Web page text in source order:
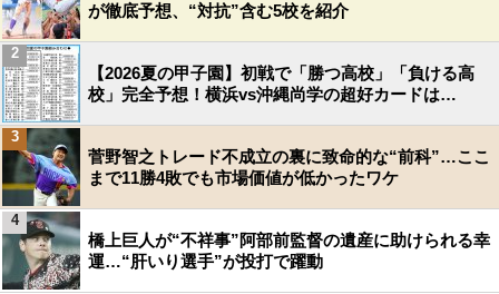
が徹底予想、“対抗”含む5校を紹介
【2026夏の甲子園】初戦で「勝つ高校」「負ける高
校」完全予想！横浜vs沖縄尚学の超好カードは…
2
菅野智之トレード不成立の裏に致命的な“前科”…ここ
まで11勝4敗でも市場価値が低かったワケ
3
橋上巨人が“不祥事”阿部前監督の遺産に助けられる幸
運…“肝いり選手”が投打で躍動
4